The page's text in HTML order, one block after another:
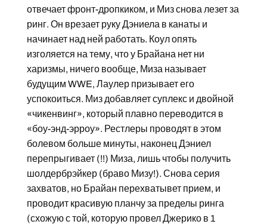
отвечает фронт-дропкиком, и Миз снова лезет за
ринг. Он врезает руку Дэниела в канаты и
начинает над ней работать. Коул опять
изголяется на тему, что у Брайана нет ни
харизмы, ничего вообще, Миза называет
будущим WWE, Лаулер призывает его
успокоиться. Миз добавляет суплекс и двойной
«чикенвинг», который плавно переводится в
«боу-энд-эрроу». Рестлеры проводят в этом
болевом больше минуты, наконец Дэниел
перепрыгивает (!!) Миза, лишь чтобы получить
шолдербрэйкер (браво Мизу!). Снова серия
захватов, но Брайан перехватывет прием, и
проводит красивую планчу за пределы ринга
(схожую с той, которую провел Джерико в 1